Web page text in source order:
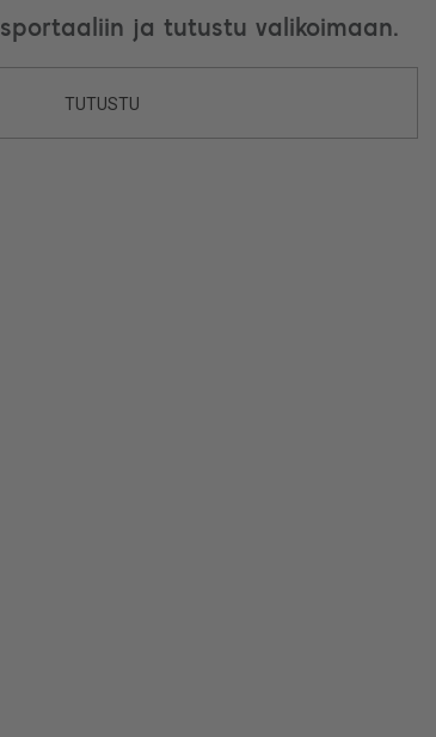
ja tutustu valikoimaan.
TUTUSTU